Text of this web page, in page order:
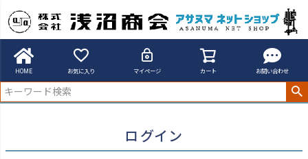
HOME お気に入り マイページ カート お問い合わせ
アサヌマネットショップ
ログイン